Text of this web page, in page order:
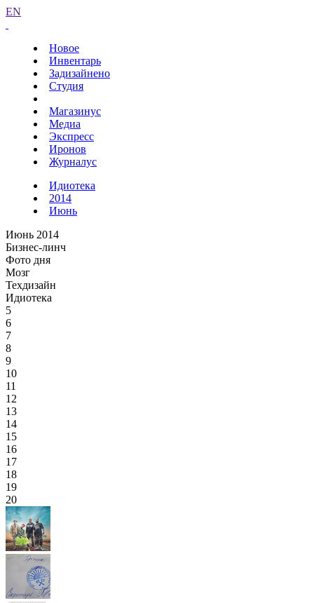
EN
Новое
Инвентарь
Задизайнено
Студия
Магазинус
Медиа
Экспресс
Иронов
Журналус
Идиотека
2014
Июнь
Июнь 2014
Бизнес-линч
Фото дня
Мозг
Техдизайн
Идиотека
5
6
7
8
9
10
11
12
13
14
15
16
17
18
19
20